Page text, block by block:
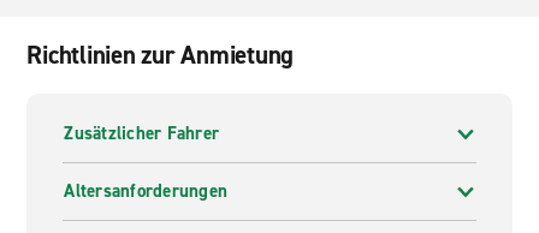
Richtlinien zur Anmietung
Zusätzlicher Fahrer
Altersanforderungen